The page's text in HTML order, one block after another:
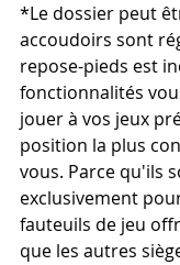
*Le dossier peut
accoudoirs sont
repose-pieds est
fonctionnalités
jouer à vos jeux
position la plus
vous. Parce qu'ils
exclusivement
fauteuils de jeu
que les autres